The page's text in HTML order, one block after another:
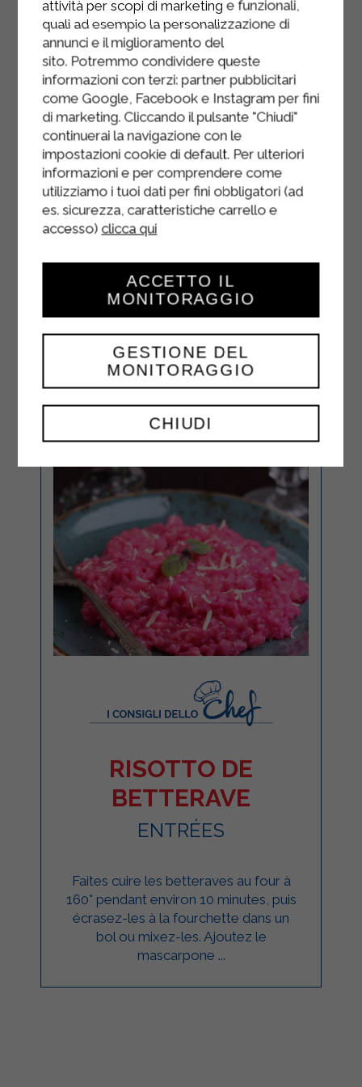
Une fois la sauce prête, ajoutez la
béchamel Sterilgarda et mélangez.
Étalez une couche de sauce dans un
plat à gratin et garnissez les
coquilles de la farce à la ricotta et
aux épinards.
Disposez les conchiglioni dans un
plat à gratin, nappez-les de sauce et
parsemez de parmesan râpé.
Enfournez dans un four préchauffé à
200 °C (thermostat 6) pendant environ
20 minutes.
Servez les coquilles de ricotta et
d'épinards encore chaudes.
RISOTTO DE
BETTERAVE
ENTRÉES
Faites cuire les betteraves au four à
160° pendant environ 10 minutes, puis
écrasez-les à la fourchette dans un
bol ou mixez-les. Ajoutez le
mascarpone ...
attività per scopi di marketing e funzionali,
quali ad esempio la personalizzazione di
annunci e il miglioramento del
sito. Potremmo condividere queste
informazioni con terzi: partner pubblicitari
come Google, Facebook e Instagram per fini
di marketing. Cliccando il pulsante "Chiudi"
continuerai la navigazione con le
impostazioni cookie di default. Per ulteriori
informazioni e per comprendere come
utilizziamo i tuoi dati per fini obbligatori (ad
es. sicurezza, caratteristiche carrello e
accesso) clicca qui
CHIUDI
GESTIONE DEL
MONITORAGGIO
ACCETTO IL
MONITORAGGIO